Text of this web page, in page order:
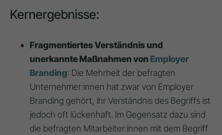
Kernergebnisse:
Fragmentiertes Verständnis und
unerkannte Maßnahmen von Employer
Branding: Die Mehrheit der befragten
Unternehmer:innen hat zwar von Employer
Branding gehört, ihr Verständnis des Begriffs ist
jedoch oft lückenhaft. Im Gegensatz dazu sind
die befragten Mitarbeiter:innen mit dem Begriff